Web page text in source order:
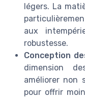
légers. La
aux
robustesse.
Conception
dimension
améliorer non
pour offrir